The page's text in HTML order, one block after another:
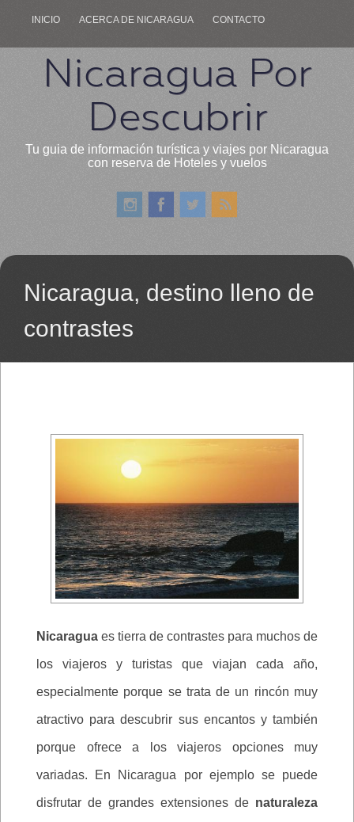
INICIO ACERCA DE NICARAGUA CONTACTO
Nicaragua Por
Descubrir
Tu guia de información turística y viajes por Nicaragua
con reserva de Hoteles y vuelos
Nicaragua, destino lleno de
contrastes
Nicaragua es tierra de contrastes para muchos de
los viajeros y turistas que viajan cada año,
especialmente porque se trata de un rincón muy
atractivo para descubrir sus encantos y también
porque ofrece a los viajeros opciones muy
variadas. En Nicaragua por ejemplo se puede
disfrutar de grandes extensiones de naturaleza